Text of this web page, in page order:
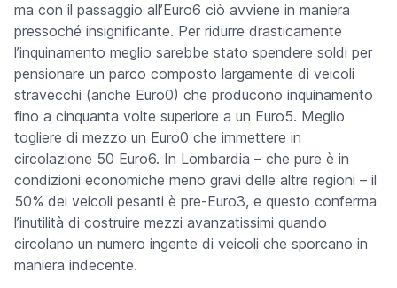
ma con il passaggio all’Euro6 ciò avviene in maniera
pressoché insignificante. Per ridurre drasticamente
l’inquinamento meglio sarebbe stato spendere soldi per
pensionare un parco composto largamente di veicoli
stravecchi (anche Euro0) che producono inquinamento
fino a cinquanta volte superiore a un Euro5. Meglio
togliere di mezzo un Euro0 che immettere in
circolazione 50 Euro6. In Lombardia – che pure è in
condizioni economiche meno gravi delle altre regioni – il
50% dei veicoli pesanti è pre-Euro3, e questo conferma
l’inutilità di costruire mezzi avanzatissimi quando
circolano un numero ingente di veicoli che sporcano in
maniera indecente.